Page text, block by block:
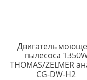
Двигатель
пылесоса
THOMAS/ZELMER
CG-DW-H2